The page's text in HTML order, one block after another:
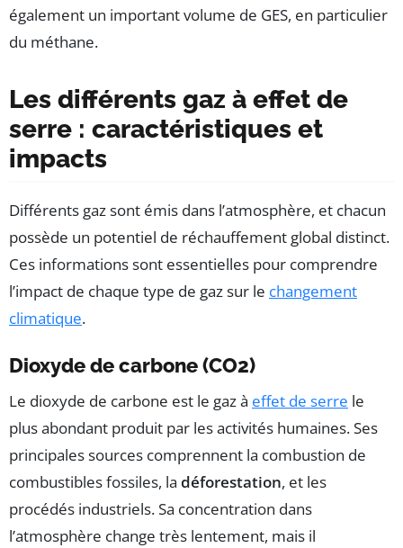
également un important volume de GES, en particulier
du méthane.
Les différents gaz à effet de
serre : caractéristiques et
impacts
Différents gaz sont émis dans l’atmosphère, et chacun
possède un potentiel de réchauffement global distinct.
Ces informations sont essentielles pour comprendre
l’impact de chaque type de gaz sur le changement
climatique.
Dioxyde de carbone (CO2)
Le dioxyde de carbone est le gaz à effet de serre le
plus abondant produit par les activités humaines. Ses
principales sources comprennent la combustion de
combustibles fossiles, la déforestation, et les
procédés industriels. Sa concentration dans
l’atmosphère change très lentement, mais il